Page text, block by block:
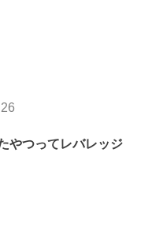
やつってレバレッジ